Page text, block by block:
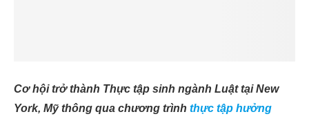
Cơ hội trở thành Thực tập sinh ngành Luật tại New
York, Mỹ thông qua chương trình thực tập hưởng